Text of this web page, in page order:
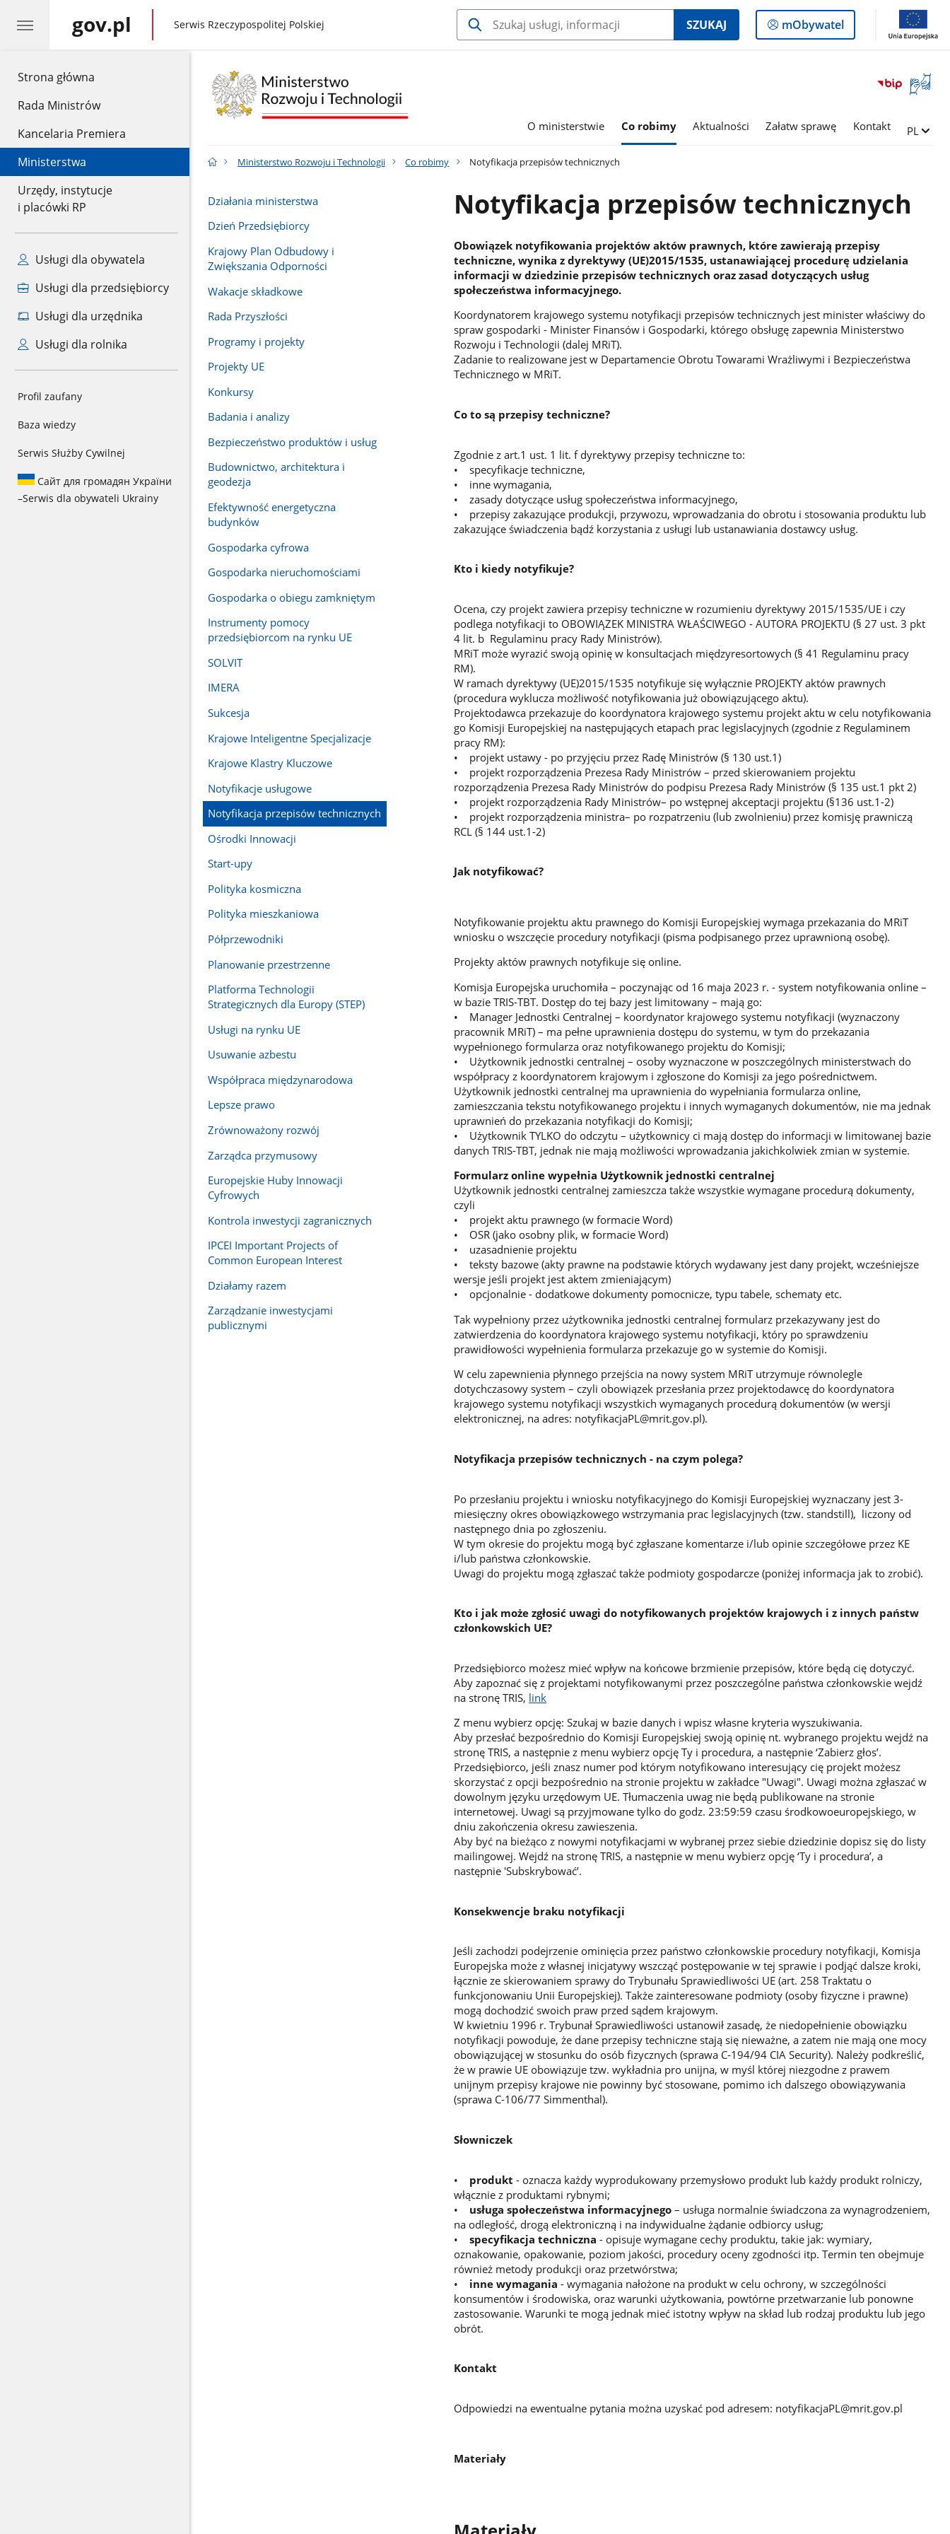
Strona główna
Rada Ministrów
Kancelaria Premiera
Ministerstwa
Urzędy, instytucje
i placówki RP
Usługi dla obywatela
Usługi dla przedsiębiorcy
Usługi dla urzędnika
Usługi dla rolnika
Profil zaufany
Baza wiedzy
Serwis Służby Cywilnej
Сайт для громадян України
–Serwis dla obywateli Ukrainy
gov.pl gov.pl
Serwis Rzeczypospolitej Polskiej SZUKAJ
Logowanie
do
mObywatel
Otwórz
okno
języka
O ministerstwie Co robimy Aktualności Załatw sprawę Kontakt Zmień
PL
Ministerstwo Rozwoju i Technologii Co robimy Notyfikacja przepisów technicznych
Działania ministerstwa
Dzień Przedsiębiorcy
Krajowy Plan Odbudowy i
Zwiększania Odporności
Wakacje składkowe
Rada Przyszłości
Programy i projekty
Projekty UE
Konkursy
Badania i analizy
Bezpieczeństwo produktów i usług
Budownictwo, architektura i
geodezja
Efektywność energetyczna
budynków
Gospodarka cyfrowa
Gospodarka nieruchomościami
Gospodarka o obiegu zamkniętym
Instrumenty pomocy
przedsiębiorcom na rynku UE
SOLVIT
IMERA
Sukcesja
Krajowe Inteligentne Specjalizacje
Krajowe Klastry Kluczowe
Notyfikacje usługowe
Notyfikacja przepisów technicznych
Ośrodki Innowacji
Start-upy
Polityka kosmiczna
Polityka mieszkaniowa
Półprzewodniki
Planowanie przestrzenne
Platforma Technologii
Strategicznych dla Europy (STEP)
Usługi na rynku UE
Usuwanie azbestu
Współpraca międzynarodowa
Lepsze prawo
Zrównoważony rozwój
Zarządca przymusowy
Europejskie Huby Innowacji
Cyfrowych
Kontrola inwestycji zagranicznych
IPCEI Important Projects of
Common European Interest
Działamy razem
Zarządzanie inwestycjami
publicznymi
Notyfikacja przepisów technicznych
Obowiązek notyfikowania projektów aktów prawnych, które zawierają przepisy
techniczne, wynika z dyrektywy (UE)2015/1535, ustanawiającej procedurę udzielania
informacji w dziedzinie przepisów technicznych oraz zasad dotyczących usług
społeczeństwa informacyjnego.
Koordynatorem krajowego systemu notyfikacji przepisów technicznych jest minister właściwy do
spraw gospodarki - Minister Finansów i Gospodarki, którego obsługę zapewnia Ministerstwo
Rozwoju i Technologii (dalej MRiT).
Zadanie to realizowane jest w Departamencie Obrotu Towarami Wrażliwymi i Bezpieczeństwa
Technicznego w MRiT.
Co to są przepisy techniczne?
Zgodnie z art.1 ust. 1 lit. f dyrektywy przepisy techniczne to:
• specyfikacje techniczne,
• inne wymagania,
• zasady dotyczące usług społeczeństwa informacyjnego,
• przepisy zakazujące produkcji, przywozu, wprowadzania do obrotu i stosowania produktu lub
zakazujące świadczenia bądź korzystania z usługi lub ustanawiania dostawcy usług.
Kto i kiedy notyfikuje?
Ocena, czy projekt zawiera przepisy techniczne w rozumieniu dyrektywy 2015/1535/UE i czy
podlega notyfikacji to OBOWIĄZEK MINISTRA WŁAŚCIWEGO - AUTORA PROJEKTU (§ 27 ust. 3 pkt
4 lit. b Regulaminu pracy Rady Ministrów).
MRiT może wyrazić swoją opinię w konsultacjach międzyresortowych (§ 41 Regulaminu pracy
RM).
W ramach dyrektywy (UE)2015/1535 notyfikuje się wyłącznie PROJEKTY aktów prawnych
(procedura wyklucza możliwość notyfikowania już obowiązującego aktu).
Projektodawca przekazuje do koordynatora krajowego systemu projekt aktu w celu notyfikowania
go Komisji Europejskiej na następujących etapach prac legislacyjnych (zgodnie z Regulaminem
pracy RM):
• projekt ustawy - po przyjęciu przez Radę Ministrów (§ 130 ust.1)
• projekt rozporządzenia Prezesa Rady Ministrów – przed skierowaniem projektu
rozporządzenia Prezesa Rady Ministrów do podpisu Prezesa Rady Ministrów (§ 135 ust.1 pkt 2)
• projekt rozporządzenia Rady Ministrów– po wstępnej akceptacji projektu (§136 ust.1-2)
• projekt rozporządzenia ministra– po rozpatrzeniu (lub zwolnieniu) przez komisję prawniczą
RCL (§ 144 ust.1-2)
Jak notyfikować?
Notyfikowanie projektu aktu prawnego do Komisji Europejskiej wymaga przekazania do MRiT
wniosku o wszczęcie procedury notyfikacji (pisma podpisanego przez uprawnioną osobę).
Projekty aktów prawnych notyfikuje się online.
Komisja Europejska uruchomiła – poczynając od 16 maja 2023 r. - system notyfikowania online –
w bazie TRIS-TBT. Dostęp do tej bazy jest limitowany – mają go:
• Manager Jednostki Centralnej – koordynator krajowego systemu notyfikacji (wyznaczony
pracownik MRiT) – ma pełne uprawnienia dostępu do systemu, w tym do przekazania
wypełnionego formularza oraz notyfikowanego projektu do Komisji;
• Użytkownik jednostki centralnej – osoby wyznaczone w poszczególnych ministerstwach do
współpracy z koordynatorem krajowym i zgłoszone do Komisji za jego pośrednictwem.
Użytkownik jednostki centralnej ma uprawnienia do wypełniania formularza online,
zamieszczania tekstu notyfikowanego projektu i innych wymaganych dokumentów, nie ma jednak
uprawnień do przekazania notyfikacji do Komisji;
• Użytkownik TYLKO do odczytu – użytkownicy ci mają dostęp do informacji w limitowanej bazie
danych TRIS-TBT, jednak nie mają możliwości wprowadzania jakichkolwiek zmian w systemie.
Formularz online wypełnia Użytkownik jednostki centralnej
Użytkownik jednostki centralnej zamieszcza także wszystkie wymagane procedurą dokumenty,
czyli
• projekt aktu prawnego (w formacie Word)
• OSR (jako osobny plik, w formacie Word)
• uzasadnienie projektu
• teksty bazowe (akty prawne na podstawie których wydawany jest dany projekt, wcześniejsze
wersje jeśli projekt jest aktem zmieniającym)
• opcjonalnie - dodatkowe dokumenty pomocnicze, typu tabele, schematy etc.
Tak wypełniony przez użytkownika jednostki centralnej formularz przekazywany jest do
zatwierdzenia do koordynatora krajowego systemu notyfikacji, który po sprawdzeniu
prawidłowości wypełnienia formularza przekazuje go w systemie do Komisji.
W celu zapewnienia płynnego przejścia na nowy system MRiT utrzymuje równolegle
dotychczasowy system – czyli obowiązek przesłania przez projektodawcę do koordynatora
krajowego systemu notyfikacji wszystkich wymaganych procedurą dokumentów (w wersji
elektronicznej, na adres: notyfikacjaPL@mrit.gov.pl).
Notyfikacja przepisów technicznych - na czym polega?
Po przesłaniu projektu i wniosku notyfikacyjnego do Komisji Europejskiej wyznaczany jest 3-
miesięczny okres obowiązkowego wstrzymania prac legislacyjnych (tzw. standstill), liczony od
następnego dnia po zgłoszeniu.
W tym okresie do projektu mogą być zgłaszane komentarze i/lub opinie szczegółowe przez KE
i/lub państwa członkowskie.
Uwagi do projektu mogą zgłaszać także podmioty gospodarcze (poniżej informacja jak to zrobić).
Kto i jak może zgłosić uwagi do notyfikowanych projektów krajowych i z innych państw
członkowskich UE?
Przedsiębiorco możesz mieć wpływ na końcowe brzmienie przepisów, które będą cię dotyczyć.
Aby zapoznać się z projektami notyfikowanymi przez poszczególne państwa członkowskie wejdź
na stronę TRIS, link
Z menu wybierz opcję: Szukaj w bazie danych i wpisz własne kryteria wyszukiwania.
Aby przesłać bezpośrednio do Komisji Europejskiej swoją opinię nt. wybranego projektu wejdź na
stronę TRIS, a następnie z menu wybierz opcję Ty i procedura, a następnie ‘Zabierz głos’.
Przedsiębiorco, jeśli znasz numer pod którym notyfikowano interesujący cię projekt możesz
skorzystać z opcji bezpośrednio na stronie projektu w zakładce "Uwagi". Uwagi można zgłaszać w
dowolnym języku urzędowym UE. Tłumaczenia uwag nie będą publikowane na stronie
internetowej. Uwagi są przyjmowane tylko do godz. 23:59:59 czasu środkowoeuropejskiego, w
dniu zakończenia okresu zawieszenia.
Aby być na bieżąco z nowymi notyfikacjami w wybranej przez siebie dziedzinie dopisz się do listy
mailingowej. Wejdź na stronę TRIS, a następnie w menu wybierz opcję ‘Ty i procedura’, a
następnie 'Subskrybować’.
Konsekwencje braku notyfikacji
Jeśli zachodzi podejrzenie ominięcia przez państwo członkowskie procedury notyfikacji, Komisja
Europejska może z własnej inicjatywy wszcząć postępowanie w tej sprawie i podjąć dalsze kroki,
łącznie ze skierowaniem sprawy do Trybunału Sprawiedliwości UE (art. 258 Traktatu o
funkcjonowaniu Unii Europejskiej). Także zainteresowane podmioty (osoby fizyczne i prawne)
mogą dochodzić swoich praw przed sądem krajowym.
W kwietniu 1996 r. Trybunał Sprawiedliwości ustanowił zasadę, że niedopełnienie obowiązku
notyfikacji powoduje, że dane przepisy techniczne stają się nieważne, a zatem nie mają one mocy
obowiązującej w stosunku do osób fizycznych (sprawa C-194/94 CIA Security). Należy podkreślić,
że w prawie UE obowiązuje tzw. wykładnia pro unijna, w myśl której niezgodne z prawem
unijnym przepisy krajowe nie powinny być stosowane, pomimo ich dalszego obowiązywania
(sprawa C-106/77 Simmenthal).
Słowniczek
• produkt- oznacza każdy wyprodukowany przemysłowo produkt lub każdy produkt rolniczy,
włącznie z produktami rybnymi;
•
usługa społeczeństwa informacyjnego – usługa normalnie świadczona za wynagrodzeniem,
na odległość, drogą elektroniczną i na indywidualne żądanie odbiorcy usług;
•specyfikacja techniczna - opisuje wymagane cechy produktu, takie jak: wymiary,
oznakowanie, opakowanie, poziom jakości, procedury oceny zgodności itp. Termin ten obejmuje
również metody produkcji oraz przetwórstwa;
•
inne wymagania - wymagania nałożone na produkt w celu ochrony, w szczególności
konsumentów i środowiska, oraz warunki użytkowania, powtórne przetwarzanie lub ponowne
zastosowanie. Warunki te mogą jednak mieć istotny wpływ na skład lub rodzaj produktu lub jego
obrót.
Kontakt
Odpowiedzi na ewentualne pytania można uzyskać pod adresem: notyfikacjaPL@mrit.gov.pl
Materiały